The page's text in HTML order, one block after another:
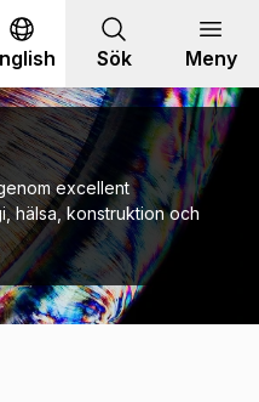
Sök Meny
excellent
hälsa, konstruktion och